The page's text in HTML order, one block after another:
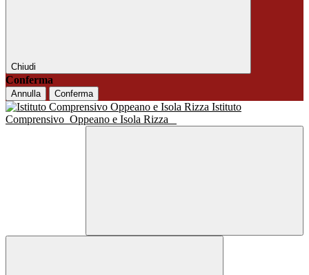
Chiudi
Conferma
Annulla Conferma
Istituto
Comprensivo Oppeano e Isola Rizza